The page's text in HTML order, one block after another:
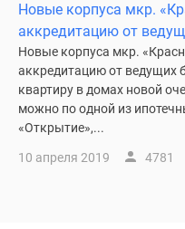
Новые корпуса мкр.
аккредитацию от
Новые корпуса мкр.
аккредитацию от ведущих
квартиру в домах новой
можно по одной из
«Открытие»,...
10 апреля 2019 4781